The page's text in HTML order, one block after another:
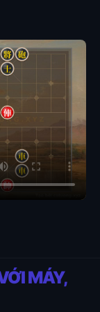
MÁY,